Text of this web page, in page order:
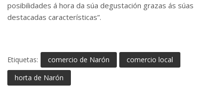
posibilidades á hora da súa degustación grazas ás súas
destacadas características”.
Etiquetas: comercio de Narón
comercio local
horta de Narón